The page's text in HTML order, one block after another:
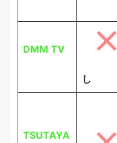
DMM TV
し
TSUTAYA